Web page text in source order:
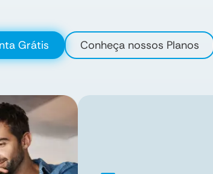
Grátis Conheça nossos Planos